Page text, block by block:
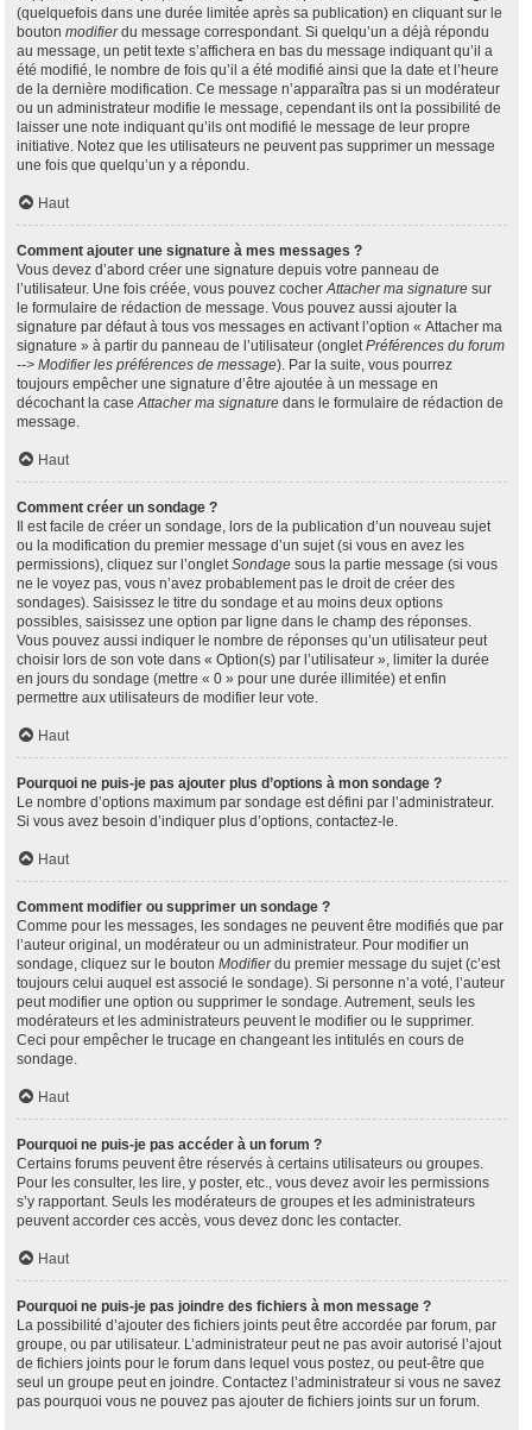
(quelquefois dans une durée limitée après sa publication) en cliquant sur le
bouton modifierdu message correspondant. Si quelqu’un a déjà répondu
au message, un petit texte s’affichera en bas du message indiquant qu’il a
été modifié, le nombre de fois qu’il a été modifié ainsi que la date et l’heure
de la dernière modification. Ce message n’apparaîtra pas si un modérateur
ou un administrateur modifie le message, cependant ils ont la possibilité de
laisser une note indiquant qu’ils ont modifié le message de leur propre
initiative. Notez que les utilisateurs ne peuvent pas supprimer un message
une fois que quelqu’un y a répondu.
Haut
Comment ajouter une signature à mes messages ?
Vous devez d’abord créer une signature depuis votre panneau de
l’utilisateur. Une fois créée, vous pouvez cocherAttacher ma signature sur
le formulaire de rédaction de message. Vous pouvez aussi ajouter la
signature par défaut à tous vos messages en activant l’option « Attacher ma
signature » à partir du panneau de l’utilisateur (ongletPréférences du forum
--> Modifier les préférences de message). Par la suite, vous pourrez
toujours empêcher une signature d’être ajoutée à un message en
décochant la caseAttacher ma signature dans le formulaire de rédaction de
message.
Haut
Comment créer un sondage ?
Il est facile de créer un sondage, lors de la publication d’un nouveau sujet
ou la modification du premier message d’un sujet (si vous en avez les
permissions), cliquez sur l’ongletSondage sous la partie message (si vous
ne le voyez pas, vous n’avez probablement pas le droit de créer des
sondages). Saisissez le titre du sondage et au moins deux options
possibles, saisissez une option par ligne dans le champ des réponses.
Vous pouvez aussi indiquer le nombre de réponses qu’un utilisateur peut
choisir lors de son vote dans « Option(s) par l’utilisateur », limiter la durée
en jours du sondage (mettre « 0 » pour une durée illimitée) et enfin
permettre aux utilisateurs de modifier leur vote.
Haut
Pourquoi ne puis-je pas ajouter plus d’options à mon sondage ?
Le nombre d’options maximum par sondage est défini par l’administrateur.
Si vous avez besoin d’indiquer plus d’options, contactez-le.
Haut
Comment modifier ou supprimer un sondage ?
Comme pour les messages, les sondages ne peuvent être modifiés que par
l’auteur original, un modérateur ou un administrateur. Pour modifier un
sondage, cliquez sur le bouton Modifierdu premier message du sujet (c’est
toujours celui auquel est associé le sondage). Si personne n’a voté, l’auteur
peut modifier une option ou supprimer le sondage. Autrement, seuls les
modérateurs et les administrateurs peuvent le modifier ou le supprimer.
Ceci pour empêcher le trucage en changeant les intitulés en cours de
sondage.
Haut
Pourquoi ne puis-je pas accéder à un forum ?
Certains forums peuvent être réservés à certains utilisateurs ou groupes.
Pour les consulter, les lire, y poster, etc., vous devez avoir les permissions
s’y rapportant. Seuls les modérateurs de groupes et les administrateurs
peuvent accorder ces accès, vous devez donc les contacter.
Haut
Pourquoi ne puis-je pas joindre des fichiers à mon message ?
La possibilité d’ajouter des fichiers joints peut être accordée par forum, par
groupe, ou par utilisateur. L’administrateur peut ne pas avoir autorisé l’ajout
de fichiers joints pour le forum dans lequel vous postez, ou peut-être que
seul un groupe peut en joindre. Contactez l’administrateur si vous ne savez
pas pourquoi vous ne pouvez pas ajouter de fichiers joints sur un forum.